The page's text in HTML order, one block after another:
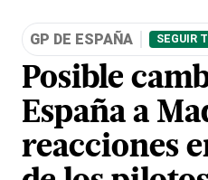
GP DE ESPAÑA SEGUIR
Posible
España a
reacciones